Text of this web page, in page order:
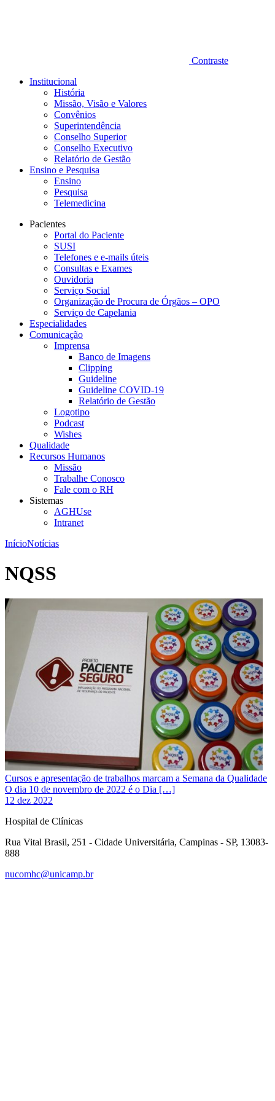
Contraste
Institucional
História
Missão, Visão e Valores
Convênios
Superintendência
Conselho Superior
Conselho Executivo
Relatório de Gestão
Ensino e Pesquisa
Ensino
Pesquisa
Telemedicina
Pacientes
Portal do Paciente
SUSI
Telefones e e-mails úteis
Consultas e Exames
Ouvidoria
Serviço Social
Organização de Procura de Órgãos – OPO
Serviço de Capelania
Especialidades
Comunicação
Imprensa
Banco de Imagens
Clipping
Guideline
Guideline COVID-19
Relatório de Gestão
Logotipo
Podcast
Wishes
Qualidade
Recursos Humanos
Missão
Trabalhe Conosco
Fale com o RH
Sistemas
AGHUse
Intranet
InícioNotícias
NQSS
Cursos e apresentação de trabalhos marcam a Semana da Qualidade
O dia 10 de novembro de 2022 é o Dia […]
12 dez 2022
Hospital de Clínicas
Rua Vital Brasil, 251 - Cidade Universitária, Campinas - SP, 13083-
888
nucomhc@unicamp.br